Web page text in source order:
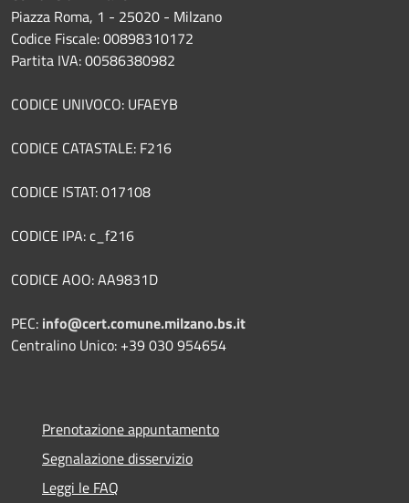
Piazza Roma, 1 - 25020 - Milzano
Codice Fiscale: 00898310172
Partita IVA: 00586380982
CODICE UNIVOCO: UFAEYB
CODICE CATASTALE: F216
CODICE ISTAT: 017108
CODICE IPA: c_f216
CODICE AOO: AA9831D
PEC: info@cert.comune.milzano.bs.it
Centralino Unico: +39 030 954654
Prenotazione appuntamento
Segnalazione disservizio
Leggi le FAQ